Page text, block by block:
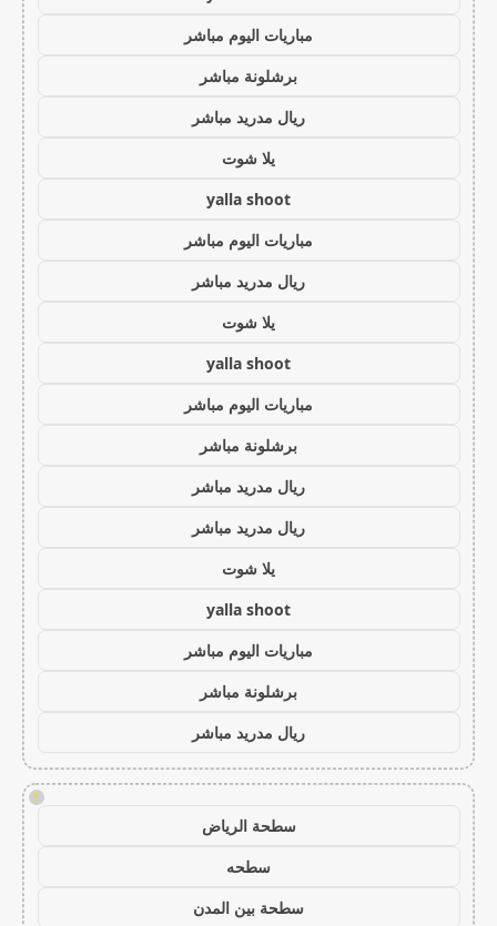
مباريات اليوم مباشر
برشلونة مباشر
ريال مدريد مباشر
يلا شوت
yalla shoot
مباريات اليوم مباشر
ريال مدريد مباشر
يلا شوت
yalla shoot
مباريات اليوم مباشر
برشلونة مباشر
ريال مدريد مباشر
ريال مدريد مباشر
يلا شوت
yalla shoot
مباريات اليوم مباشر
برشلونة مباشر
ريال مدريد مباشر
!
سطحة الرياض
سطحه
سطحة بين المدن